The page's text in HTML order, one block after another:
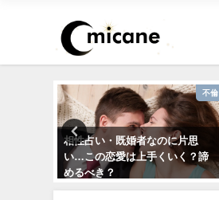
不倫
相性占い・既婚者なのに片思
い…この恋愛は上手くいく？諦
めるべき？